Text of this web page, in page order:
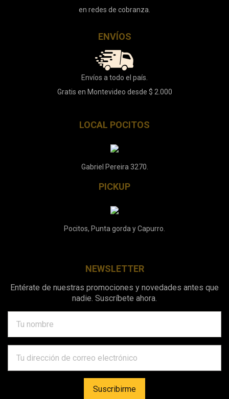
en redes de cobranza.
ENVÍOS
Envíos a todo el país.
Gratis en Montevideo desde $ 2.000
LOCAL POCITOS
Gabriel Pereira 3270.
PICKUP
Pocitos, Punta gorda y Capurro.
NEWSLETTER
Entérate de nuestras promociones y novedades antes que
nadie. Suscríbete ahora.